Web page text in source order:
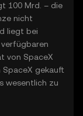
100 Mrd. – die
nicht
liegt bei
von SpaceX
gekauft
wesentlich zu